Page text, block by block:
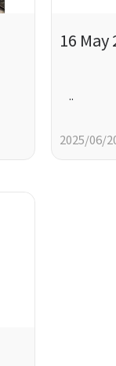
16
..
2025/06/